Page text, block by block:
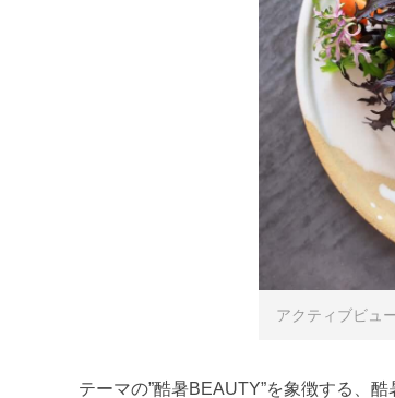
アクティブビュ
テーマの”酷暑BEAUTY”を象徴する、